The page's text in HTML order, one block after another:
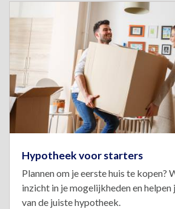
Hypotheek voor starters
Plannen om je eerste huis te kopen?
inzicht in je mogelijkheden en helpen
van de juiste hypotheek.